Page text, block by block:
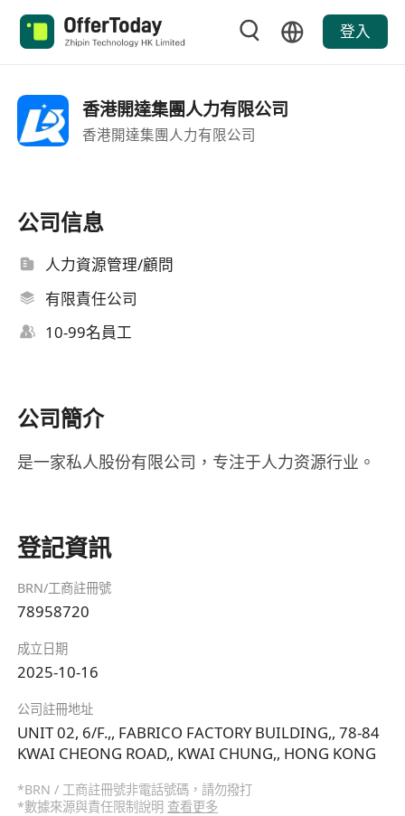
登入
香港開達集團人力有限公司
香港開達集團人力有限公司
公司信息
人力資源管理/顧問
有限責任公司
10-99名員工
公司簡介
是一家私人股份有限公司，专注于人力资源行业。
登記資訊
BRN/工商註冊號
78958720
成立日期
2025-10-16
公司註冊地址
UNIT 02, 6/F.,, FABRICO FACTORY BUILDING,, 78-84
KWAI CHEONG ROAD,, KWAI CHUNG,, HONG KONG
*BRN / 工商註冊號非電話號碼，請勿撥打
*數據來源與責任限制說明 查看更多